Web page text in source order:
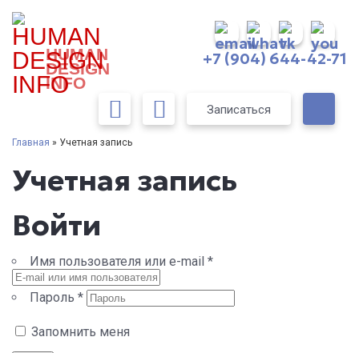
HUMAN
DESIGN
INFO
+7 (904) 644-42-71
Записаться
Главная » Учетная запись
Учетная запись
Войти
Имя пользователя или e-mail *
Пароль *
Запомнить меня